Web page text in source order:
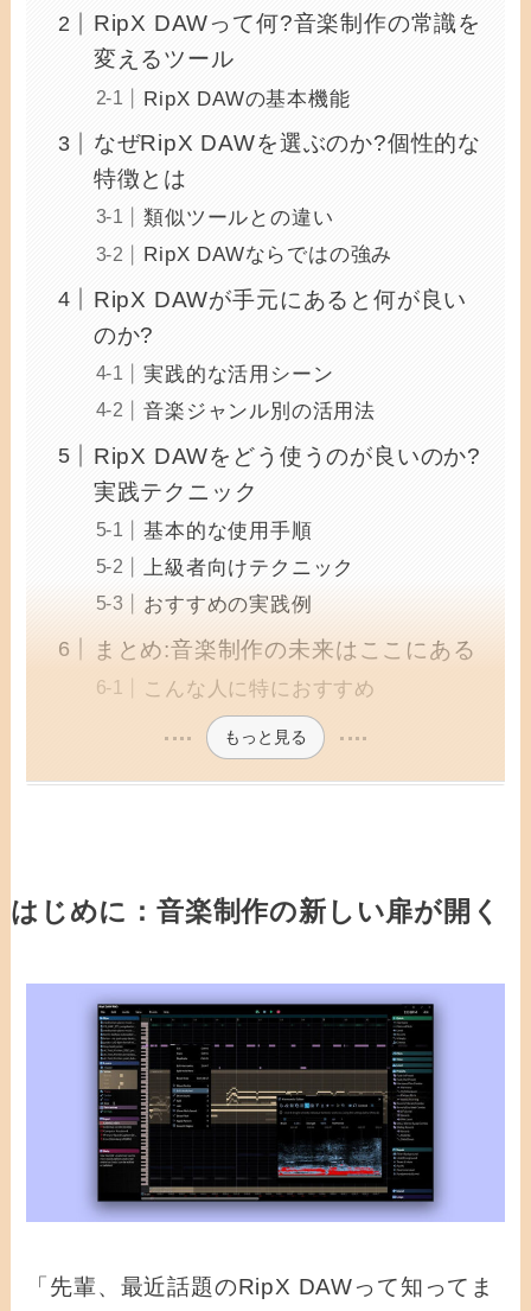
RipX DAWって何?音楽制作の常識を
変えるツール
RipX DAWの基本機能
なぜRipX DAWを選ぶのか?個性的な
特徴とは
類似ツールとの違い
RipX DAWならではの強み
RipX DAWが手元にあると何が良い
のか?
実践的な活用シーン
音楽ジャンル別の活用法
RipX DAWをどう使うのが良いのか?
実践テクニック
基本的な使用手順
上級者向けテクニック
おすすめの実践例
まとめ:音楽制作の未来はここにある
こんな人に特におすすめ
もっと見る
はじめに：音楽制作の新しい扉が開く
「先輩、最近話題のRipX DAWって知ってま